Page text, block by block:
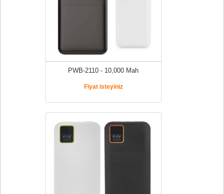
PWB-2110 - 10,000 Mah
Fiyat isteyiniz